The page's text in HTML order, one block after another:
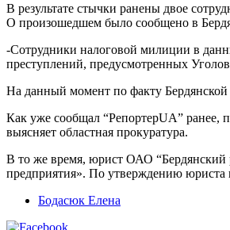
В результате стычки ранены двое
О произошедшем было сообщено в
-Сотрудники налоговой милиции в
преступлений, предусмотренных
На данный момент по факту Бердянской
Как уже сообщал “РепортерUA” ранее,
выясняет областная прокуратура.
В то же время, юрист ОАО “Бердянский
предприятия». По утверждению юриста
Бодасюк Елена